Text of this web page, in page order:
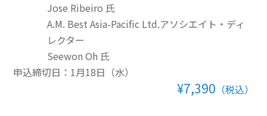
損害保険講座用テキスト
学術書
その他一般書籍
Jose Ribeiro 氏
A.M. Best Asia-Pacific Ltd.アソシエイト・ディ
レクター
Seewon Oh 氏
申込締切日：1月18日（水）
¥7,390 （税込）